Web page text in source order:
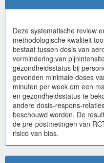
Deze systematische review
methodologische kwaliteit
bestaat tussen dosis van
vermindering van
gezondheidsstatus bij
gevonden minimale doses
minuten per week om een
en gezondheidsstatus te
andere dosis-respons-
beschouwd worden. De
de pre-postmetingen van
risico van bias.